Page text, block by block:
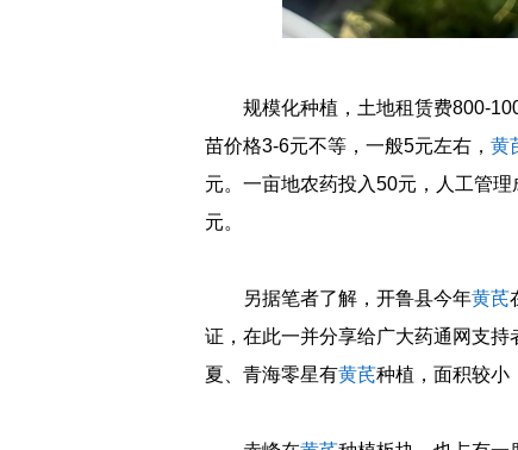
规模化种植，土地租赁费800-
苗价格3-6元不等，一般5元左右， 黄
元。一亩地农药投入50元，人工管
元。
另据笔者了解，开鲁县今年黄芪
证，在此一并分享给广大药通网支
夏、青海零星有黄芪种植，面积较小